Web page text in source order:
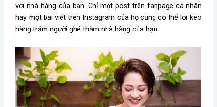
với nhà hàng của bạn. Chỉ một post trên fanpage cá nhân
hay một bài viết trên Instagram của họ cũng có thể lôi kéo
hàng trăm người ghé thăm nhà hàng của bạn